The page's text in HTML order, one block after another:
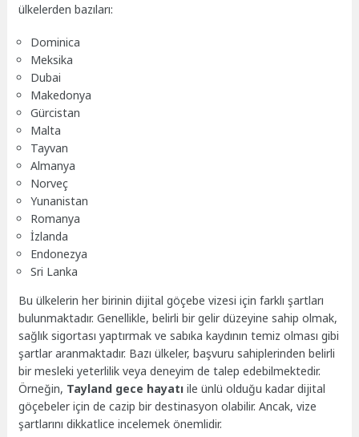
ülkelerden bazıları:
Dominica
Meksika
Dubai
Makedonya
Gürcistan
Malta
Tayvan
Almanya
Norveç
Yunanistan
Romanya
İzlanda
Endonezya
Sri Lanka
Bu ülkelerin her birinin dijital göçebe vizesi için farklı şartları
bulunmaktadır. Genellikle, belirli bir gelir düzeyine sahip olmak,
sağlık sigortası yaptırmak ve sabıka kaydının temiz olması gibi
şartlar aranmaktadır. Bazı ülkeler, başvuru sahiplerinden belirli
bir mesleki yeterlilik veya deneyim de talep edebilmektedir.
Örneğin, Tayland gece hayatı ile ünlü olduğu kadar dijital
göçebeler için de cazip bir destinasyon olabilir. Ancak, vize
şartlarını dikkatlice incelemek önemlidir.